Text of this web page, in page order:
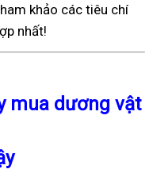
khảo các tiêu chí
nhất!
mua dương vật